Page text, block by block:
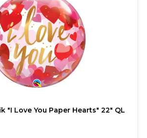
"I Love You Paper Hearts" 22" QL